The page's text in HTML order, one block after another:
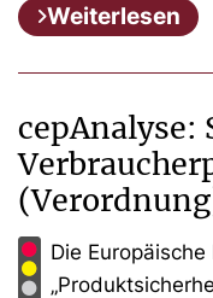
Weiterlesen
cepAnalyse:
Die